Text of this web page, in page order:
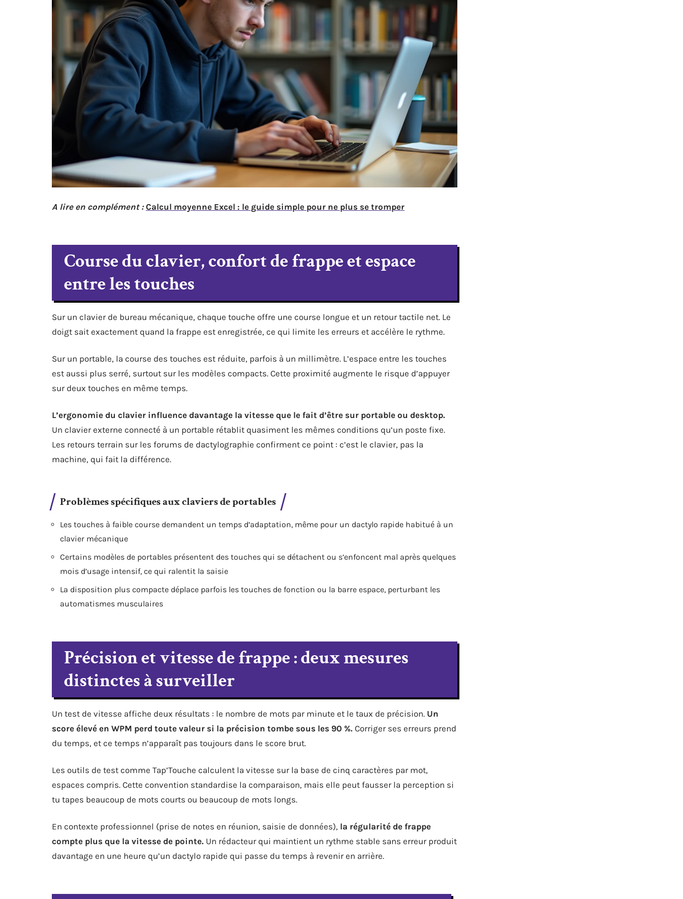
A lire en complément : Calcul moyenne Excel : le guide simple pour ne plus se tromper
Course du clavier, confort de frappe et espace
entre les touches
Sur un clavier de bureau mécanique, chaque touche offre une course longue et un retour tactile net. Le
doigt sait exactement quand la frappe est enregistrée, ce qui limite les erreurs et accélère le rythme.
Sur un portable, la course des touches est réduite, parfois à un millimètre. L’espace entre les touches
est aussi plus serré, surtout sur les modèles compacts. Cette proximité augmente le risque d’appuyer
sur deux touches en même temps.
L’ergonomie du clavier influence davantage la vitesse que le fait d’être sur portable ou desktop.
Un clavier externe connecté à un portable rétablit quasiment les mêmes conditions qu’un poste fixe.
Les retours terrain sur les forums de dactylographie confirment ce point : c’est le clavier, pas la
machine, qui fait la différence.
Problèmes spécifiques aux claviers de portables
Les touches à faible course demandent un temps d’adaptation, même pour un dactylo rapide habitué à un
clavier mécanique
Certains modèles de portables présentent des touches qui se détachent ou s’enfoncent mal après quelques
mois d’usage intensif, ce qui ralentit la saisie
La disposition plus compacte déplace parfois les touches de fonction ou la barre espace, perturbant les
automatismes musculaires
Précision et vitesse de frappe : deux mesures
distinctes à surveiller
Un test de vitesse affiche deux résultats : le nombre de mots par minute et le taux de précision. Un
score élevé en WPM perd toute valeur si la précision tombe sous les 90 %. Corriger ses erreurs prend
du temps, et ce temps n’apparaît pas toujours dans le score brut.
Les outils de test comme Tap’Touche calculent la vitesse sur la base de cinq caractères par mot,
espaces compris. Cette convention standardise la comparaison, mais elle peut fausser la perception si
tu tapes beaucoup de mots courts ou beaucoup de mots longs.
En contexte professionnel (prise de notes en réunion, saisie de données), la régularité de frappe
compte plus que la vitesse de pointe. Un rédacteur qui maintient un rythme stable sans erreur produit
davantage en une heure qu’un dactylo rapide qui passe du temps à revenir en arrière.